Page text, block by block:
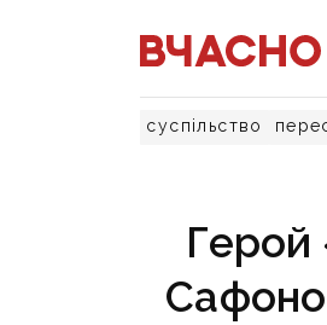
суспільство
Герой